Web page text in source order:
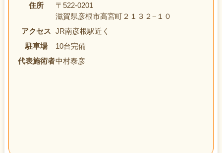
住所
〒522-0201
滋賀県彦根市高宮町２１３２−１０
アクセス
JR南彦根駅近く
駐車場
10台完備
代表施術者中村泰彦